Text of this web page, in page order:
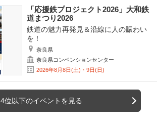
「応援鉄プロジェクト2026」大和鉄
道まつり2026
鉄道の魅力再発見＆沿線に人の賑わい
を！
奈良県
奈良県コンベンションセンター
2026年8月8日(土)・9日(日)
4位以下のイベントを見る